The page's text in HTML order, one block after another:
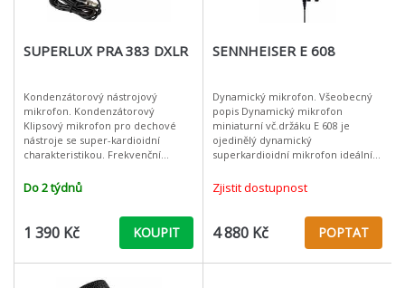
SUPERLUX PRA 383 DXLR
Kondenzátorový nástrojový
mikrofon. Kondenzátorový
Klipsový mikrofon pro dechové
nástroje se super-kardioidní
charakteristikou. Frekvenční
impedance 200 ohm, délka kabelu
130 cm. Součást
Do 2 týdnů
1 390 Kč KOUPIT
SENNHEISER E 608
Dynamický mikrofon. Všeobecný
popis Dynamický mikrofon
miniaturní vč.držáku E 608 je
ojedinělý dynamický
superkardioidní mikrofon ideální
dechových nástrojích, ale lze ho
také používat
Zjistit dostupnost
4 880 Kč POPTAT